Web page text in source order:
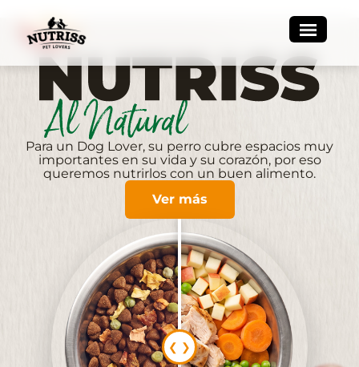
Para un Dog Lover, su perro cubre espacios muy
importantes en su vida y su corazón, por eso
queremos nutrirlos con un buen alimento.
Ver más
❮ ❯